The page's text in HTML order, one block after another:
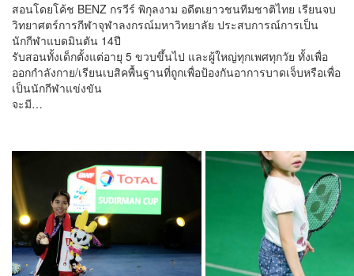
สอนโดยโค้ช BENZ กรวีร์ พิกุลงาม อดีตเยาวชนทีมชาติไทย เรียนจบ
วิทยาศตร์การกีฬาจุฬาลงกรณ์มหาวิทยาลัย ประสบการณ์การเป็น
นักกีฬาแบดมินตัน 14ปี
รับสอนทั้งเด็กตั้งแต่อายุ 5 ขวบขึ้นไป และผู้ใหญ่ทุกเพศทุกวัย ทั้งเพื่อ
ออกกำลังกาย/เรียนเบสิคพื้นฐานที่ถูกเพื่อป้องกันอาการบาดเจ็บหรือเพื่อ
เป็นนักกีฬาแข่งขัน
จะมี…